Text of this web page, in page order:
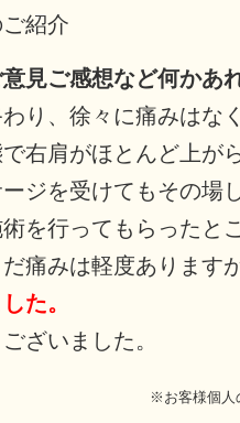
紹介
見ご感想など何かあ
り、徐々に痛みはな
右肩がほとんど上が
ジを受けてもその場
を行ってもらったと
痛みは軽度ありますが
た。
ざいました。
※お客様個人